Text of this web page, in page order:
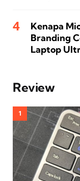
Kenapa
Branding
Laptop
Review